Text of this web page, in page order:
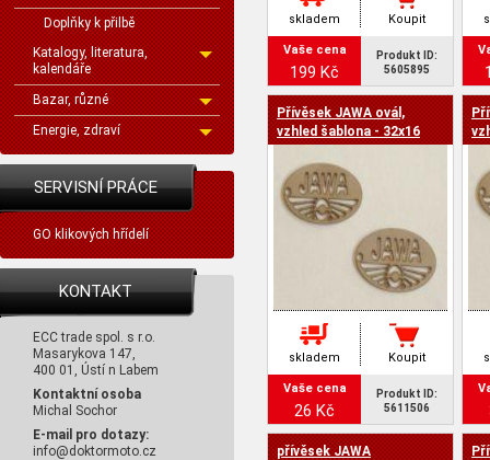
Doplňky k přilbě
Katalogy, literatura,
kalendáře
Bazar, různé
Energie, zdraví
SERVISNÍ PRÁCE
GO klikových hřídelí
KONTAKT
ECC trade spol. s r.o.
Masarykova 147,
400 01, Ústí n Labem
Kontaktní osoba
Michal Sochor
E-mail pro dotazy:
info@doktormoto.cz
skladem Koupit
Vaše cena
199 Kč
Produkt ID:
5605895
Přívěsek JAWA ovál,
vzhled šablona - 32x16
skladem Koupit
Vaše cena
26 Kč
Produkt ID:
5611506
přívěsek JAWA